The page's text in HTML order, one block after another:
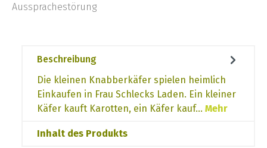
Aussprachestörung
Beschreibung
Die kleinen Knabberkäfer spielen heimlich
Einkaufen in Frau Schlecks Laden. Ein kleiner
Käfer kauft Karotten, ein Käfer kauf… Mehr
Inhalt des Produkts